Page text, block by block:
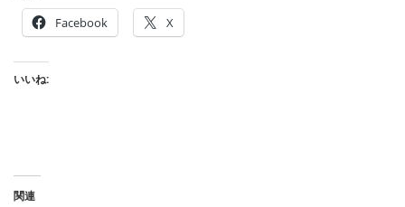
Facebook X
いいね:
関連